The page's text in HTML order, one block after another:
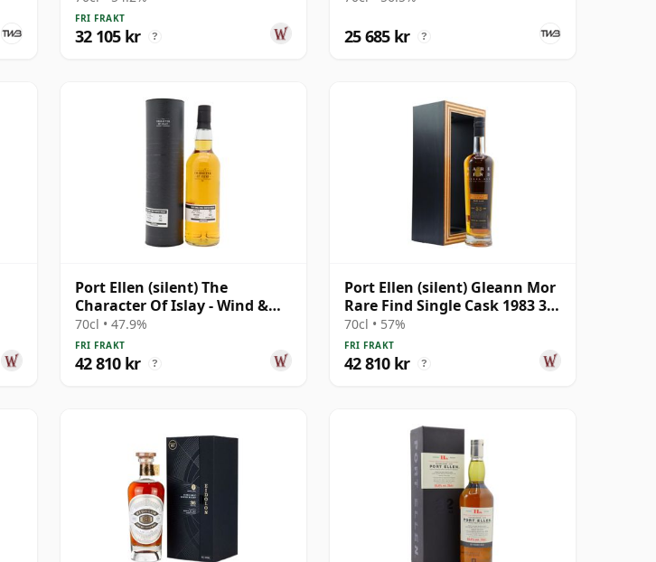
FRI FRAKT
32 105 kr ? 25 685 kr ?
Port Ellen (silent) The
Character Of Islay - Wind &
Wave Single Cask # 1983 35 år
gammal
70cl • 47.9%
FRI FRAKT
42 810 kr ?
Port Ellen (silent) Gleann Mor
Rare Find Single Cask 1983 33
år gammal
70cl • 57%
FRI FRAKT
42 810 kr ?